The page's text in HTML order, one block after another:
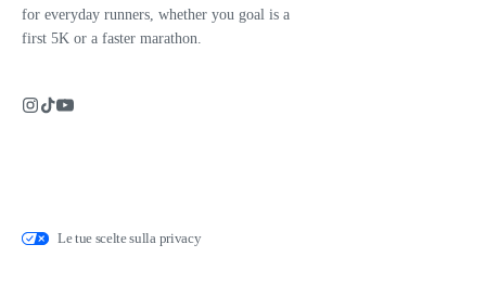
for everyday runners, whether you goal is a
first 5K or a faster marathon.
Le tue scelte sulla privacy